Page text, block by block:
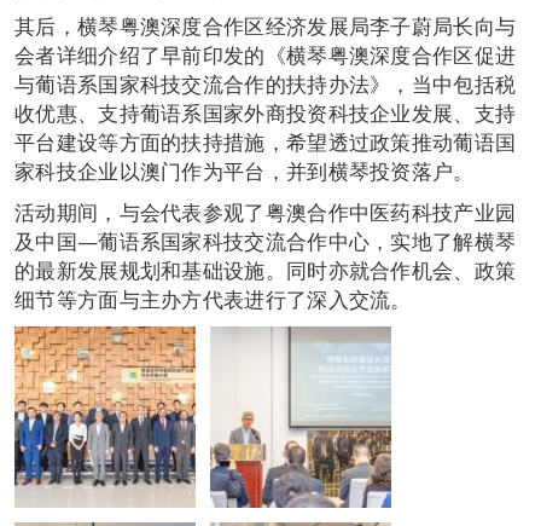
其后，横琴粤澳深度合作区经济发展局李子蔚局长向与
会者详细介绍了早前印发的《横琴粤澳深度合作区促进
与葡语系国家科技交流合作的扶持办法》，当中包括税
收优惠、支持葡语系国家外商投资科技企业发展、支持
平台建设等方面的扶持措施，希望透过政策推动葡语国
家科技企业以澳门作为平台，并到横琴投资落户。
活动期间，与会代表参观了粤澳合作中医药科技产业园
及中国—葡语系国家科技交流合作中心，实地了解横琴
的最新发展规划和基础设施。同时亦就合作机会、政策
细节等方面与主办方代表进行了深入交流。